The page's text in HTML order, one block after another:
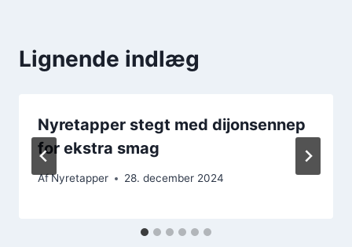
Lignende indlæg
Nyretapper stegt med dijonsennep
for ekstra smag
AfNyretapper 28. december 2024